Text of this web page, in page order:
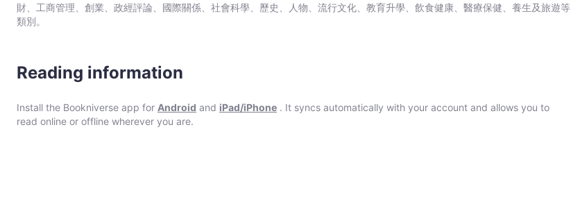
財、工商管理、創業、政經評論、國際關係、社會科學、歷史、人物、流行文化、教育升學、飲食健康、醫療保健、養生及旅遊等
類別。
Reading information
Install the Bookniverse app for Android and iPad/iPhone . It syncs automatically with your account and allows you to
read online or offline wherever you are.